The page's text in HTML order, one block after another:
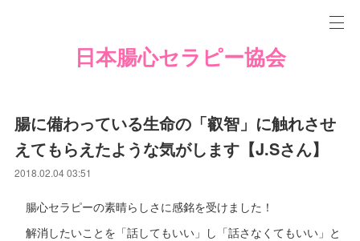
日本腸心セラピー協会
腸に備わっている生命の「叡智」に触れさせ
えてもらえたような気がします【J.Sさん】
2018.02.04 03:51
腸心セラピーの素晴らしさに感銘を受けました！
解消したいことを「話してもいい」し「話さなくてもいい」と